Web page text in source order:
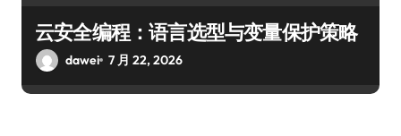
云安全编程：语言选型与变量保护策略
dawei 7 月 22, 2026